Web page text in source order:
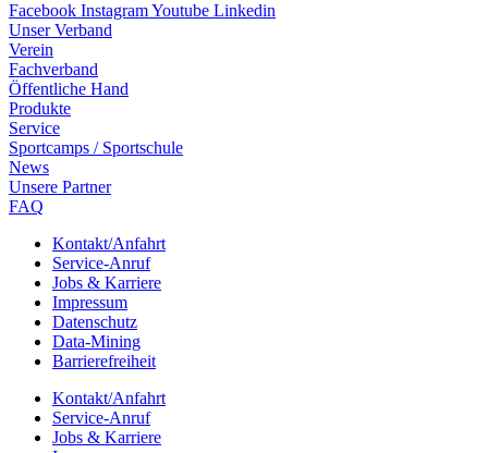
Facebook InstagramYoutube Linkedin
Unser Verband
Verein
Fach­ver­band
Öffent­li­che Hand
Produkte
Service
Sport­camps / Sportschule
News
Unsere Part­ner
FAQ
Kontakt/​​Anfahrt
Service-Anruf
Jobs & Karriere
Impres­sum
Daten­schutz
Data-Mining
Barrie­re­frei­heit
Kontakt/​​Anfahrt
Service-Anruf
Jobs & Karriere